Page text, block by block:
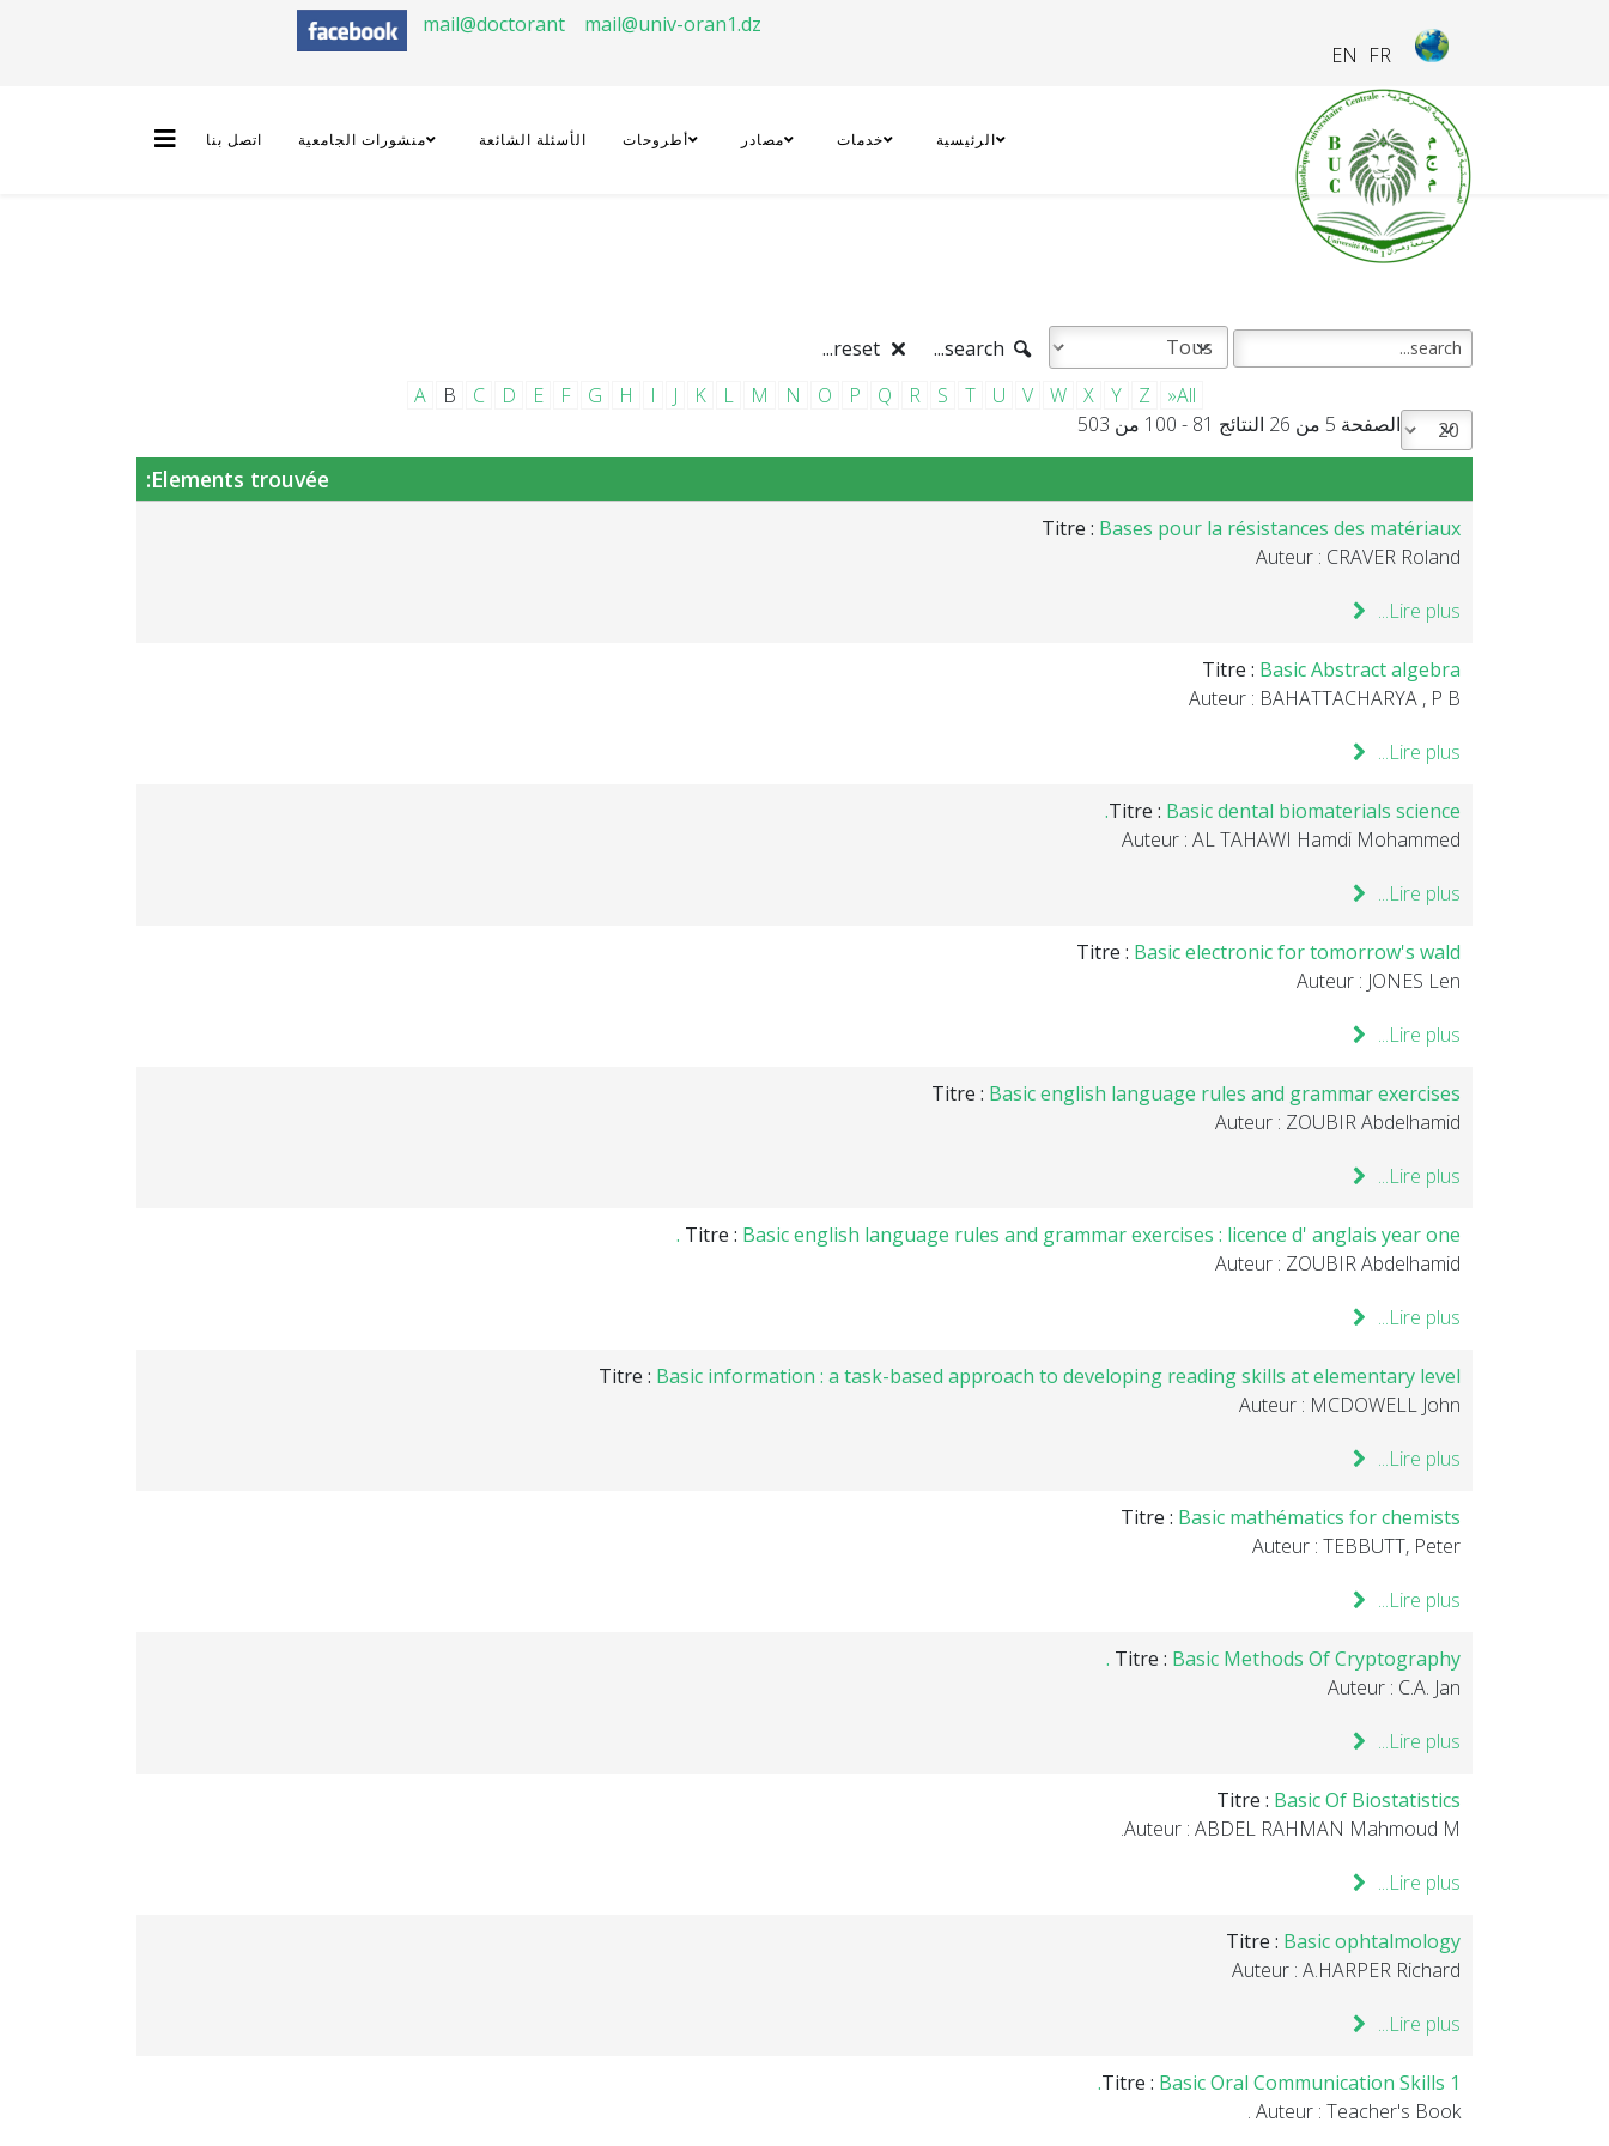
FR
EN
mail@doctorant mail@univ-oran1.dz
الرئيسية خدمات مصادر أطروحات الأسئلة الشائعة منشورات الجامعية اتصل بنا
A
B C D E F G H I J K L M N O P Q R S T U V W X Y Z
»All
الصفحة 5 من 26 النتائج 81 - 100 من 503
Elements trouvée:
Titre : Bases pour la résistances des matériaux
Auteur : CRAVER Roland
Lire plus...
Titre : Basic Abstract algebra
Auteur : BAHATTACHARYA , P B
Lire plus...
Titre : Basic dental biomaterials science.
Auteur : AL TAHAWI Hamdi Mohammed
Lire plus...
Titre : Basic electronic for tomorrow's wald
Auteur : JONES Len
Lire plus...
Titre : Basic english language rules and grammar exercises
Auteur : ZOUBIR Abdelhamid
Lire plus...
Titre : Basic english language rules and grammar exercises : licence d' anglais year one .
Auteur : ZOUBIR Abdelhamid
Lire plus...
Titre : Basic information : a task-based approach to developing reading skills at elementary level
Auteur : MCDOWELL John
Lire plus...
Titre : Basic mathématics for chemists
Auteur : TEBBUTT, Peter
Lire plus...
Titre : Basic Methods Of Cryptography .
Auteur : C.A. Jan
Lire plus...
Titre : Basic Of Biostatistics
Auteur : ABDEL RAHMAN Mahmoud M.
Lire plus...
Titre : Basic ophtalmology
Auteur : A.HARPER Richard
Lire plus...
Titre : Basic Oral Communication Skills 1.
Auteur : Teacher's Book .